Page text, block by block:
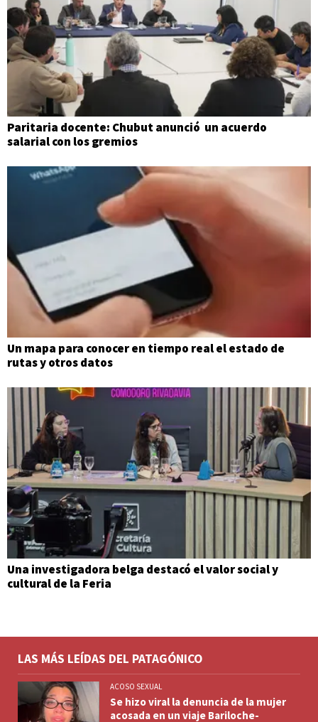
Paritaria docente: Chubut anunció un acuerdo
salarial con los gremios
Un mapa para conocer en tiempo real el estado de
rutas y otros datos
Una investigadora belga destacó el valor social y
cultural de la Feria
LAS MÁS LEÍDAS DEL PATAGÓNICO
ACOSO SEXUAL
Se hizo viral la denuncia de la mujer
acosada en un viaje Bariloche-